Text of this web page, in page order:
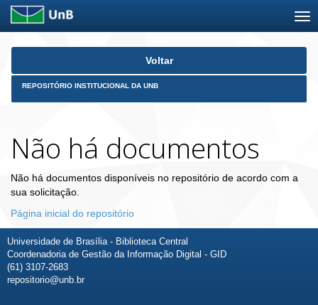
Skip
Voltar
REPOSITÓRIO INSTITUCIONAL DA UNB
Não há documentos
Não há documentos disponíveis no repositório de acordo com a
sua solicitação.
Página inicial do repositório
Universidade de Brasília - Biblioteca Central
Coordenadoria de Gestão da Informação Digital - GID
(61) 3107-2683
repositorio@unb.br